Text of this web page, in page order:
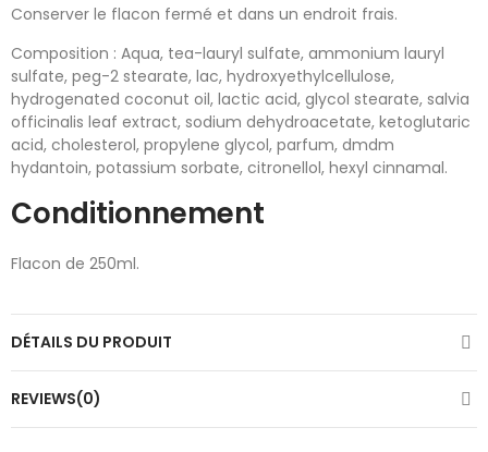
Conserver le flacon fermé et dans un endroit frais.
Composition : Aqua, tea-lauryl sulfate, ammonium lauryl
sulfate, peg-2 stearate, lac, hydroxyethylcellulose,
hydrogenated coconut oil, lactic acid, glycol stearate, salvia
officinalis leaf extract, sodium dehydroacetate, ketoglutaric
acid, cholesterol, propylene glycol, parfum, dmdm
hydantoin, potassium sorbate, citronellol, hexyl cinnamal.
Conditionnement
Flacon de 250ml.
DÉTAILS DU PRODUIT
REVIEWS(0)